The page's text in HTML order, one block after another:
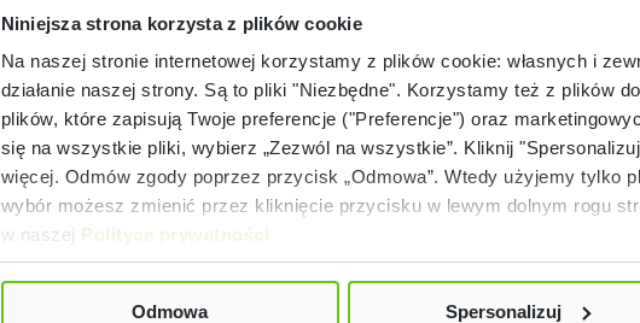
Niniejsza strona korzysta z plików cookie
Na naszej stronie internetowej korzystamy z plików cookie: własnych i
działanie naszej strony. Są to pliki "Niezbędne". Korzystamy też z plików
plików, które zapisują Twoje preferencje ("Preferencje") oraz
się na wszystkie pliki, wybierz „Zezwól na wszystkie”. Kliknij
więcej. Odmów zgody poprzez przycisk „Odmowa”. Wtedy użyjemy tylko
wybór możesz zmienić przez kliknięcie przycisku w lewym dolnym rogu
w naszej Polityce prywatności
Odmowa Spersonalizuj